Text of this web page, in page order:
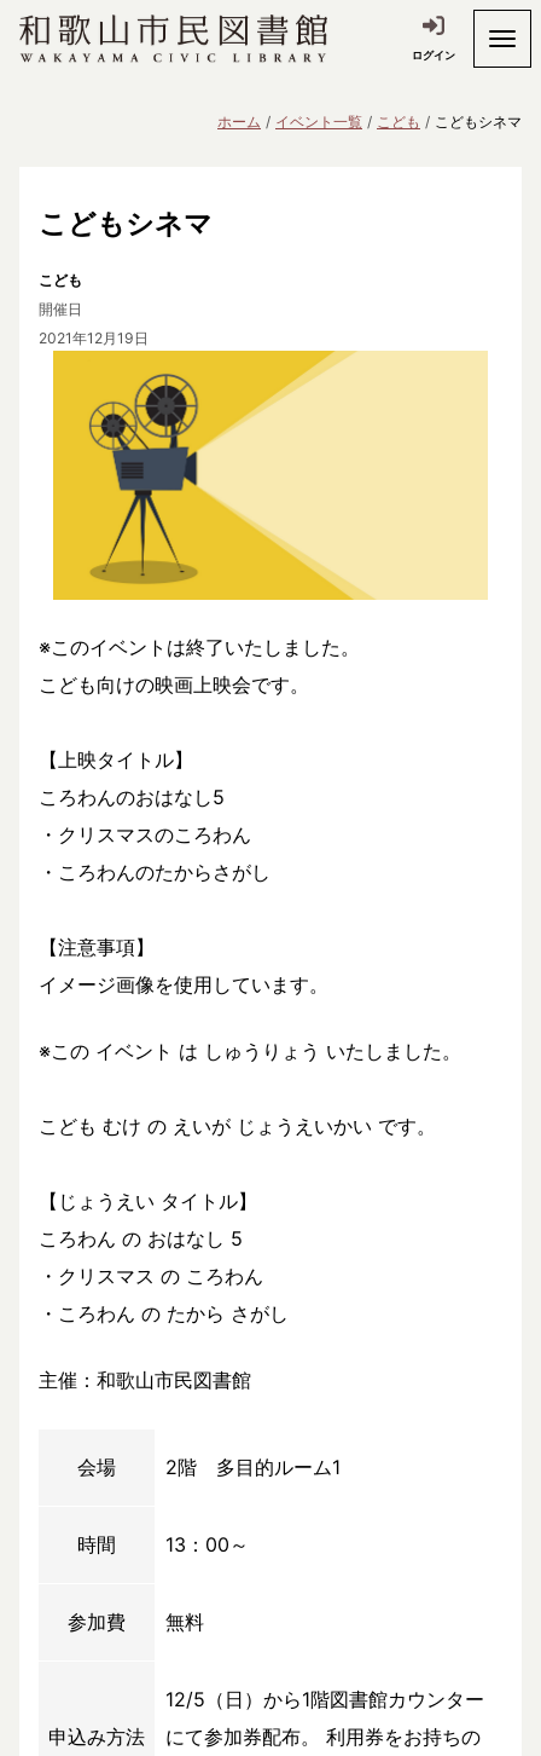
ログイン
ホーム イベント一覧 こども こどもシネマ
こどもシネマ
こども
開催日
2021年12月19日
※このイベントは終了いたしました。
こども向けの映画上映会です。
【上映タイトル】
ころわんのおはなし5
・クリスマスのころわん
・ころわんのたからさがし
【注意事項】
イメージ画像を使用しています。
※この イベント は しゅうりょう いたしました。
こども むけ の えいが じょうえいかい です。
【じょうえい タイトル】
ころわん の おはなし 5
・クリスマス の ころわん
・ころわん の たから さがし
主催：和歌山市民図書館
会場 2階 多目的ルーム1
時間 13：00～
参加費 無料
申込み方法
12/5（日）から1階図書館カウンター
にて参加券配布。 利用券をお持ちの